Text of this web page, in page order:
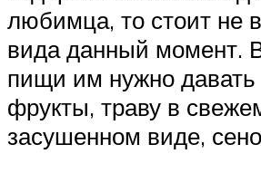
любимца, то стоит не
вида данный момент.
пищи им нужно
фрукты, траву в
засушенном виде,